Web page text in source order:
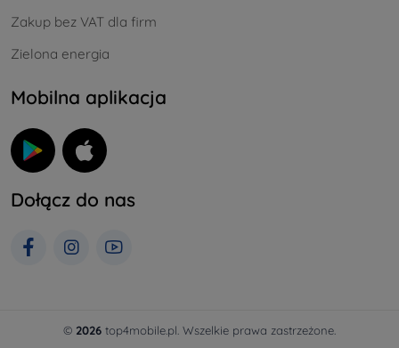
Zakup bez VAT dla firm
Zielona energia
Mobilna aplikacja
Dołącz do nas
© 2026 top4mobile.pl. Wszelkie prawa zastrzeżone.